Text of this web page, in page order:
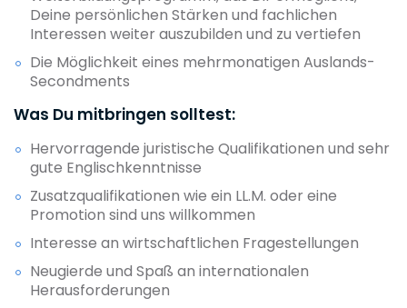
Deine persönlichen Stärken und fachlichen
Interessen weiter auszubilden und zu vertiefen
Die Möglichkeit eines mehrmonatigen Auslands-
Secondments
Was Du mitbringen solltest:
Hervorragende juristische Qualifikationen und sehr
gute Englischkenntnisse
Zusatzqualifikationen wie ein LL.M. oder eine
Promotion sind uns willkommen
Interesse an wirtschaftlichen Fragestellungen
Neugierde und Spaß an internationalen
Herausforderungen